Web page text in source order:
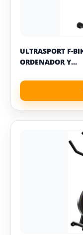
ULTRASPORT F-
ORDENADOR Y...